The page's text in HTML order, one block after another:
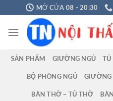
Chuyển
đến
nội
MỞ CỬA 08 - 20:30
SẢN PHẨM GIƯỜNG NGỦ TỦ
BỘ PHÒNG NGỦ GIƯỜNG
BÀN THỜ – TỦ THỜ